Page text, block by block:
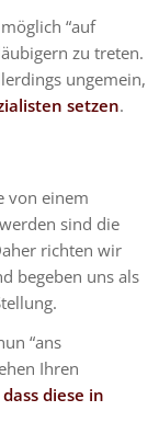
“auf
zu treten.
ungemein,
setzen.
von einem
sind die
richten wir
begeben uns als
“ans
Ihren
diese in